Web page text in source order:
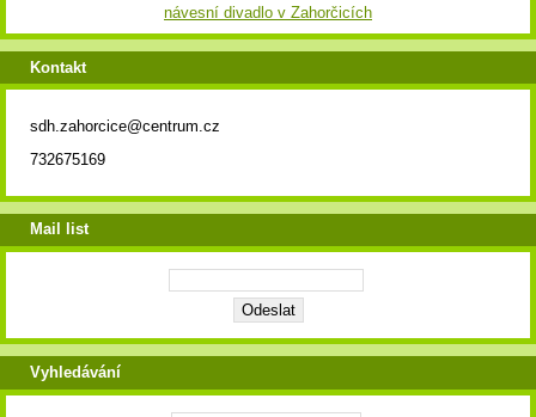
návesní divadlo v Zahorčicích
Kontakt
sdh.zahorcice@centrum.cz
732675169
Mail list
Vyhledávání